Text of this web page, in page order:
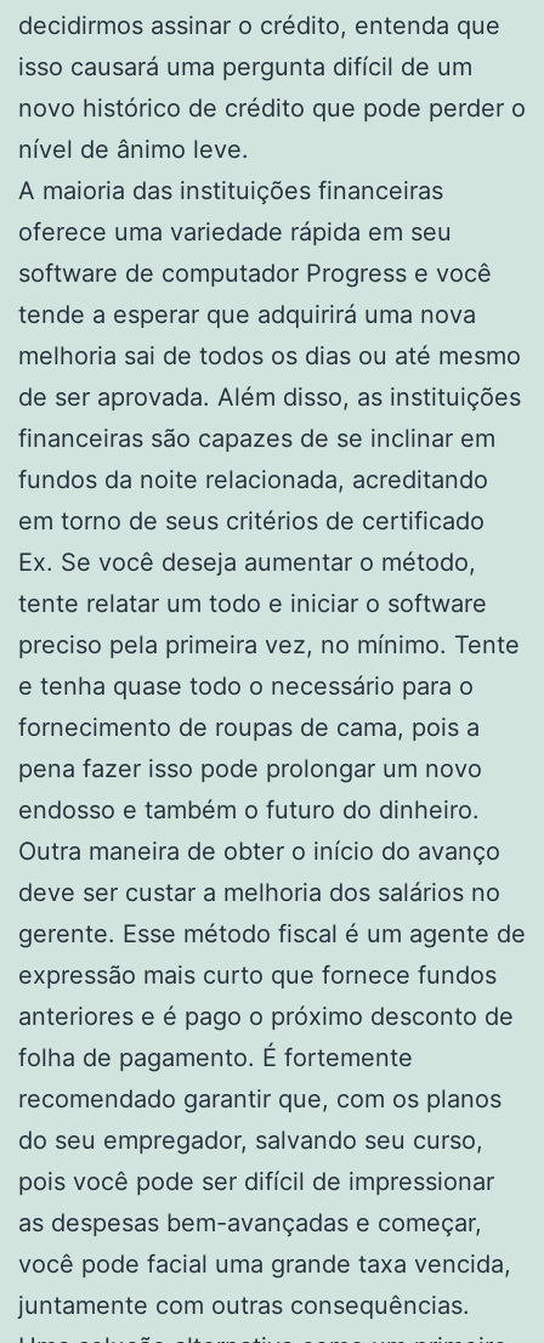
decidirmos assinar o crédito, entenda que
isso causará uma pergunta difícil de um
novo histórico de crédito que pode perder o
nível de ânimo leve.
A maioria das instituições financeiras
oferece uma variedade rápida em seu
software de computador Progress e você
tende a esperar que adquirirá uma nova
melhoria sai de todos os dias ou até mesmo
de ser aprovada. Além disso, as instituições
financeiras são capazes de se inclinar em
fundos da noite relacionada, acreditando
em torno de seus critérios de certificado
Ex. Se você deseja aumentar o método,
tente relatar um todo e iniciar o software
preciso pela primeira vez, no mínimo. Tente
e tenha quase todo o necessário para o
fornecimento de roupas de cama, pois a
pena fazer isso pode prolongar um novo
endosso e também o futuro do dinheiro.
Outra maneira de obter o início do avanço
deve ser custar a melhoria dos salários no
gerente. Esse método fiscal é um agente de
expressão mais curto que fornece fundos
anteriores e é pago o próximo desconto de
folha de pagamento. É fortemente
recomendado garantir que, com os planos
do seu empregador, salvando seu curso,
pois você pode ser difícil de impressionar
as despesas bem-avançadas e começar,
você pode facial uma grande taxa vencida,
juntamente com outras consequências.